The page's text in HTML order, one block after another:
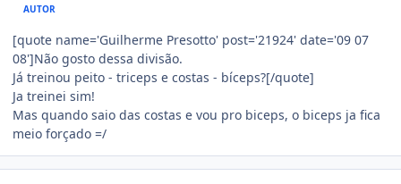
AUTOR
[quote name='Guilherme Presotto' post='21924' date='09 07
08']Não gosto dessa divisão.
Já treinou peito - triceps e costas - bíceps?[/quote]
Ja treinei sim!
Mas quando saio das costas e vou pro biceps, o biceps ja fica
meio forçado =/